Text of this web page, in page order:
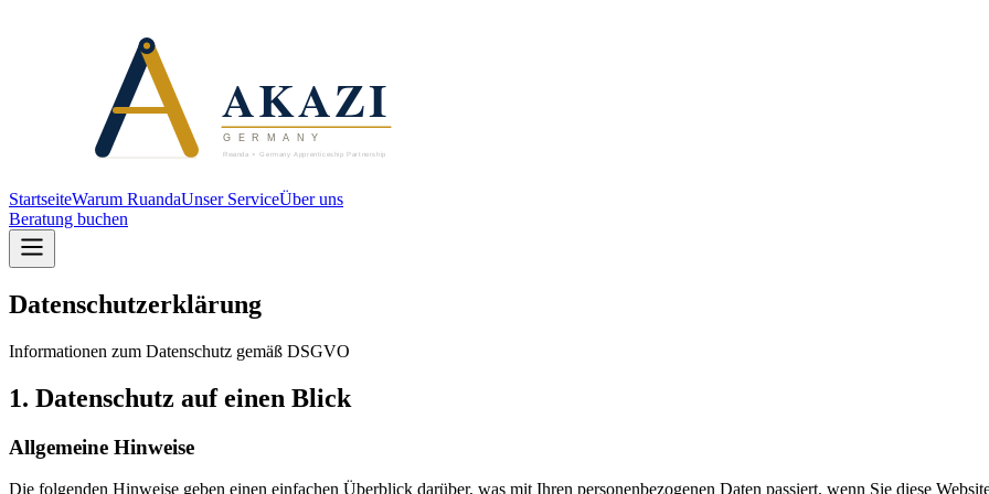
StartseiteWarum RuandaUnser ServiceÜber uns
Beratung buchen
Datenschutzerklärung
Informationen zum Datenschutz gemäß DSGVO
1. Datenschutz auf einen Blick
Allgemeine Hinweise
Die folgenden Hinweise geben einen einfachen Überblick darüber, was mit Ihren personenbezogenen Daten passiert, wenn Sie diese